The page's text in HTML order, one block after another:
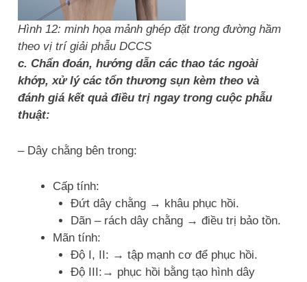
Hình 12: minh họa mảnh ghép đặt trong đường hầm
theo vị trí giải phẫu DCCS
c. Chẩn đoán, hướng dẫn các thao tác ngoài
khớp, xử lý các tổn thương sụn kèm theo và
đánh giá kết quả điều trị ngay trong cuộc phẫu
thuật:
– Dây chằng bên trong:
Cấp tính:
Đứt dây chằng → khâu phục hồi.
Dãn – rách dây chằng → điều trị bảo tồn.
Mãn tính:
Độ I, II: → tập mạnh cơ để phục hồi.
Độ III:→ phục hồi bằng tạo hình dây